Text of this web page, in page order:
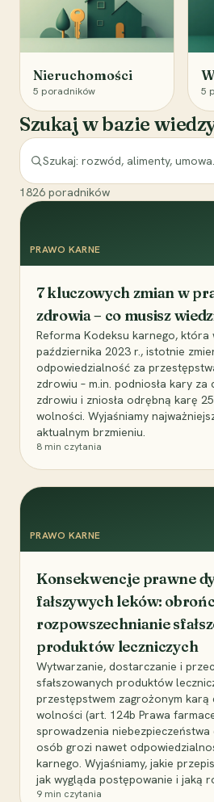
Nieruchomości
5 poradników 5
Szukaj w bazie
1826 poradników
PRAWO KARNE
7 kluczowych zmian w
zdrowia – co musisz
Reforma Kodeksu karnego, która
października 2023 r., istotnie
odpowiedzialność za
zdrowiu – m.in. podniosła kary za
zdrowiu i zniosła odrębną karę
wolności. Wyjaśniamy
aktualnym brzmieniu.
8 min czytania
PRAWO KARNE
Konsekwencje prawne
fałszywych leków:
rozpowszechnianie
produktów leczniczych
Wytwarzanie, dostarczanie i
sfałszowanych produktów
przestępstwem zagrożonym
wolności (art. 124b Prawa
sprowadzenia
osób grozi nawet
karnego. Wyjaśniamy, jakie
jak wygląda postępowanie i jaką
9 min czytania